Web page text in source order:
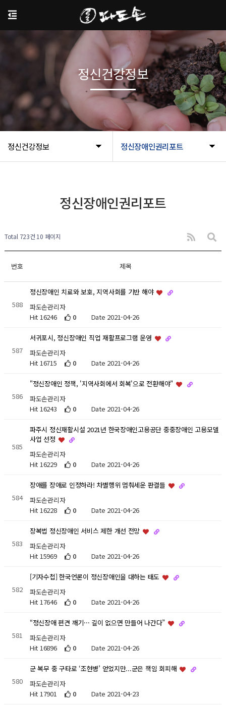
정신건강정보 정신장애인권리포트
정신건강정보
정신장애인권리포트
Total 723건 10 페이지
번호 제목
588
정신장애인 치료와 보호, 지역사회를 기반 해야
파도손관리자
Hit 16246
0 Date 2021-04-26
587
서귀포시, 정신장애인 직업 재활프로그램 운영
파도손관리자
Hit 16715
0 Date 2021-04-26
586
"정신장애인 정책, '지역사회에서 회복'으로 전환해야"
파도손관리자
Hit 16243
0 Date 2021-04-26
585
파주시 정신재활시설 2021년 한국장애인고용공단 중중장애인 고용모델
사업 선정
파도손관리자
Hit 16229
0 Date 2021-04-26
584
장애를 장애로 인정하라! 차별행위 멈춰세운 판결들
파도손관리자
Hit 16228
0 Date 2021-04-26
583
장복법 정신장애인 서비스 제한 개선 전망
파도손관리자
Hit 15969
0 Date 2021-04-26
582
[기자수첩] 한국언론이 정신장애인을 대하는 태도
파도손관리자
Hit 17646
0 Date 2021-04-26
581
“정신장애 편견 깨기··· 길이 없으면 만들어 나간다”
파도손관리자
Hit 16896
0 Date 2021-04-26
580
군 복무 중 구타로 ‘조현병’ 얻었지만...군은 책임 회피해
파도손관리자
Hit 17901
0 Date 2021-04-23